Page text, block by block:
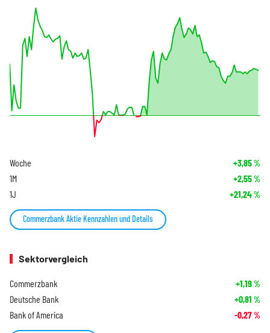
Woche +3,85%
1M +2,55%
1J +21,24%
Commerzbank Aktie Kennzahlen und Details
Sektorvergleich
Commerzbank +1,19%
Deutsche Bank +0,81 %
Bank of America -0,27%